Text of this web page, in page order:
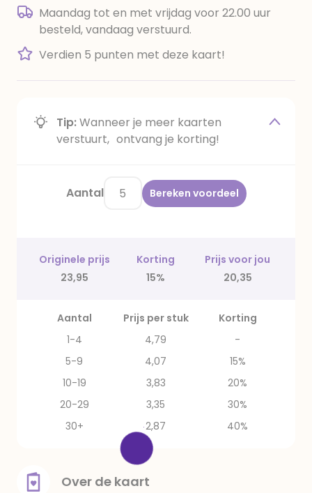
Maandag tot en met vrijdag voor 22.00 uur
besteld, vandaag verstuurd.
Verdien 5 punten met deze kaart!
Tip:Wanneer je meer kaarten
verstuurt, ontvang je korting!
Aantal Bereken voordeel
Originele prijs Korting
Prijs voor jou
23,95
15% 20,35
Aantal Prijs per stuk
Korting
1-4
4,79
-
5-9
4,07
15%
10-19
3,83
20%
20-29
3,35
30%
30+
2,87 40%
Over de kaart